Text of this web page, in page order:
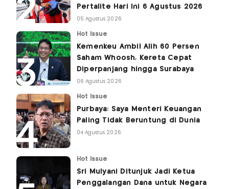
Pertalite Hari Ini 6 Agustus 2026
05 Agustus 2026
Hot Issue
Kemenkeu Ambil Alih 60 Persen
Saham Whoosh, Kereta Cepat
Diperpanjang hingga Surabaya
06 Agustus 2026
Hot Issue
Purbaya: Saya Menteri Keuangan
Paling Tidak Beruntung di Dunia
04 Agustus 2026
Hot Issue
Sri Mulyani Ditunjuk Jadi Ketua
Penggalangan Dana untuk Negara